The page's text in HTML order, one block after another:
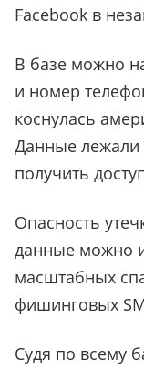
Facebook в
В базе можно
и номер
коснулась
Данные лежали
получить
Опасность
данные можно
масштабных
фишинговых
Судя по всему